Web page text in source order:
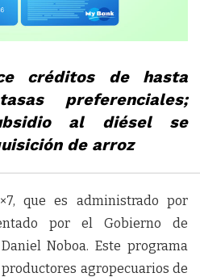
créditos de hasta
preferenciales;
al diésel se
de arroz
que es administrado por
por el Gobierno de
Noboa. Este programa
agropecuarios de